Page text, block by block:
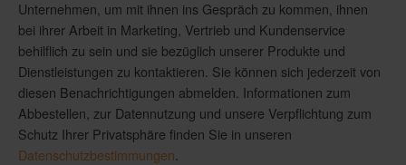
Unternehmen, um mit ihnen ins Gespräch zu kommen, ihnen
bei ihrer Arbeit in Marketing, Vertrieb und Kundenservice
behilflich zu sein und sie bezüglich unserer Produkte und
Dienstleistungen zu kontaktieren. Sie können sich jederzeit von
diesen Benachrichtigungen abmelden. Informationen zum
Abbestellen, zur Datennutzung und unsere Verpflichtung zum
Schutz Ihrer Privatsphäre finden Sie in unseren
Datenschutzbestimmungen